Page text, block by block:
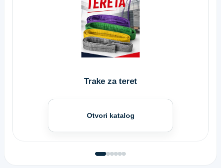
Trake za teret
Otvori katalog